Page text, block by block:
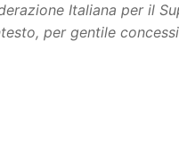
Italiana per il
per gentile